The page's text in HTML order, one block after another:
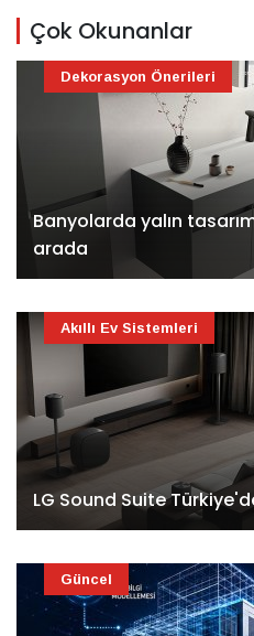
Çok Okunanlar
Banyolarda yalın
arada
Dekorasyon Önerileri
LG Sound Suite
Akıllı Ev Sistemleri
Güncel